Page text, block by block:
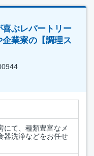
喜ぶレパートリー
業寮の【調理ス
にて、種類豊富なメ
器洗浄などをお任せ